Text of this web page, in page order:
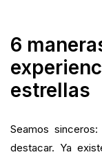
6
estrellas
Seamos
destacar. Ya